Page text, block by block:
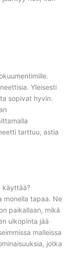
Yleisesti
sopivat hyvin.
tarttuu, astia
käyttää?
monella tapaa. Ne
paikallaan, mikä
ulkopinta jää
malleissa
jotka